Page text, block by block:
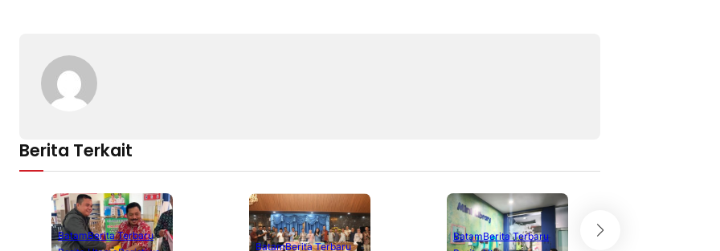
Berita Terkait
BatamBerita Terbaru
BatamBerita Terbaru
BatamBerita Terbaru